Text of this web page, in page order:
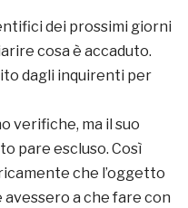
dei prossimi giorni
cosa è accaduto.
dagli inquirenti per
verifiche, ma il suo
pare escluso. Così
che l’oggetto
avessero a che fare con